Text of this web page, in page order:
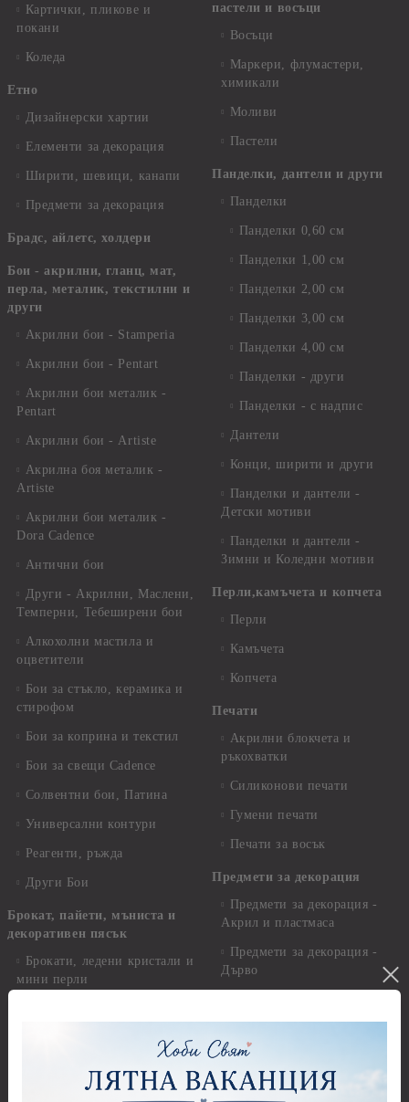
Картички, пликове и
покани
Коледа
Етно
Дизайнерски хартии
Елементи за декорация
Ширити, шевици, канапи
Предмети за декорация
Брадс, айлетс, холдери
Бои - акрилни, гланц, мат,
перла, металик, текстилни и
други
Акрилни бои - Stamperia
Акрилни бои - Pentart
Акрилни бои металик -
Pentart
Акрилни бои - Artiste
Акрилна боя металик -
Artiste
Акрилни бои металик -
Dora Cadence
Антични бои
Други - Акрилни, Маслени,
Темперни, Тебеширени бои
Алкохолни мастила и
оцветители
Бои за стъкло, керамика и
стирофом
Бои за коприна и текстил
Бои за свещи Cadence
Солвентни бои, Патина
Универсални контури
Реагенти, ръжда
Други Бои
Брокат, пайети, мъниста и
декоративен пясък
Брокати, ледени кристали и
мини перли
пастели и восъци
Восъци
Маркери, флумастери,
химикали
Моливи
Пастели
Панделки, дантели и други
Панделки
Панделки 0,60 см
Панделки 1,00 см
Панделки 2,00 см
Панделки 3,00 см
Панделки 4,00 см
Панделки - други
Панделки - с надпис
Дантели
Конци, ширити и други
Панделки и дантели -
Детски мотиви
Панделки и дантели -
Зимни и Коледни мотиви
Перли,камъчета и копчета
Перли
Камъчета
Копчета
Печати
Акрилни блокчета и
ръкохватки
Силиконови печати
Гумени печати
Печати за восък
Предмети за декорация
Предмети за декорация -
Акрил и пластмаса
Предмети за декорация -
Дърво
Предмети за декорация -
Предмети за декорация -